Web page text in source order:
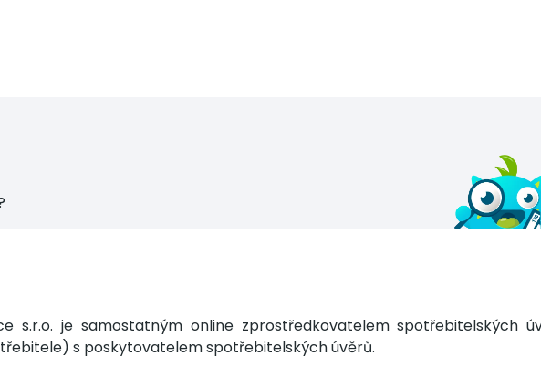
s.r.o. je samostatným online zprostředkovatelem spotřebitelských
s poskytovatelem spotřebitelských úvěrů.